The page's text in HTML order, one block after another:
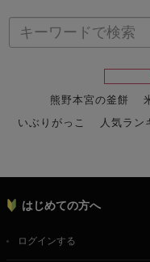
熊野本宮の釜餅
いぶりがっこ
人気ラン
はじめての方へ
ログインする